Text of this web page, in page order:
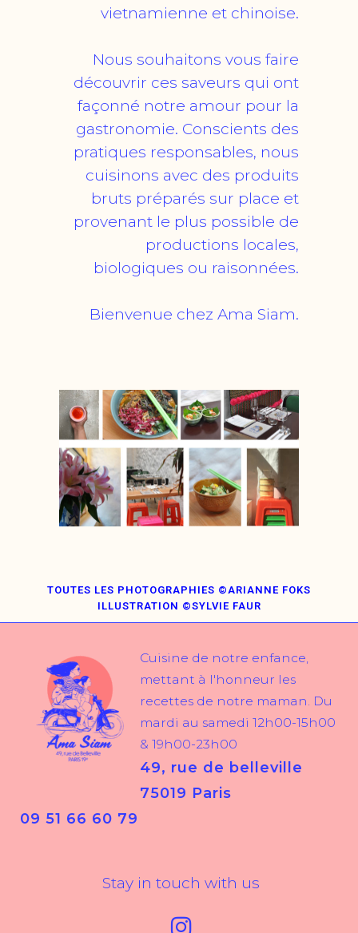
vietnamienne et chinoise.
Nous souhaitons vous faire
découvrir ces saveurs qui ont
façonné notre amour pour la
gastronomie. Conscients des
pratiques responsables, nous
cuisinons avec des produits
bruts préparés sur place et
provenant le plus possible de
productions locales,
biologiques ou raisonnées.
Bienvenue chez Ama Siam.
TOUTES LES PHOTOGRAPHIES ©ARIANNE FOKS
ILLUSTRATION ©SYLVIE FAUR
Cuisine de notre enfance,
mettant à l'honneur les
recettes de notre maman. Du
mardi au samedi 12h00-15h00
& 19h00-23h00
49, rue de belleville
75019 Paris
09 51 66 60 79
Stay in touch with us